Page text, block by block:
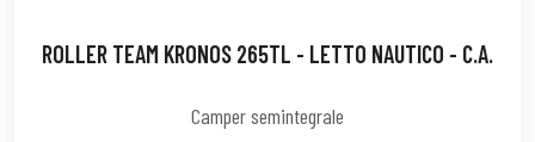
ROLLER TEAM KRONOS 265TL - LETTO NAUTICO - C.A.
Camper semintegrale